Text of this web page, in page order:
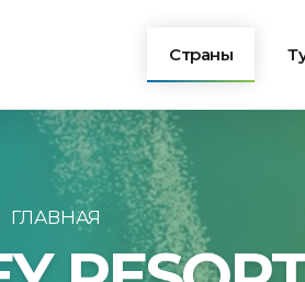
Страны
Турция
Болгария
ГЛАВНАЯ